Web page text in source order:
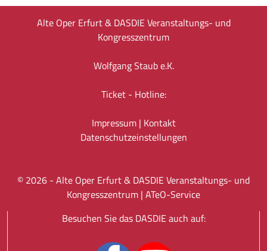
Alte Oper Erfurt & DASDIE Veranstaltungs- und
Kongresszentrum
Wolfgang Staub e.K.
Ticket - Hotline:
Impressum| Kontakt
Datenschutz­einstellungen
© 2026 - Alte Oper Erfurt & DASDIE Veranstaltungs- und
Kongresszentrum | ATeO-Service
Besuchen Sie das DASDIE auch auf: